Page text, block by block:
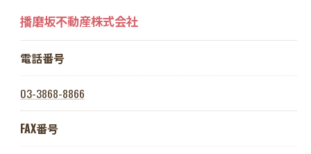
播磨坂不動産株式会社
電話番号
03-3868-8866
FAX番号